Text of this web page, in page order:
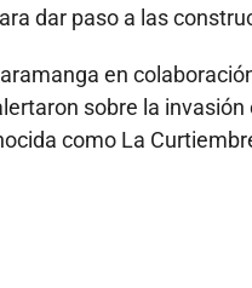
dar paso a las
en
sobre la invasión
como La